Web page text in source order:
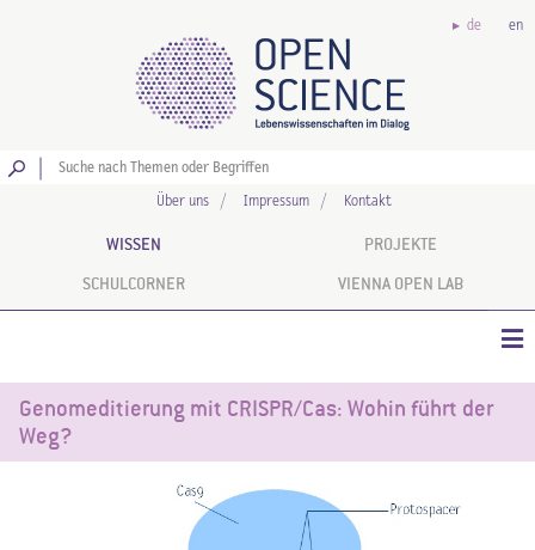
de en
Über uns Impressum Kontakt
WISSEN PROJEKTE
SCHULCORNER VIENNA OPEN LAB
Genomeditierung mit CRISPR/Cas: Wohin führt der
Weg?